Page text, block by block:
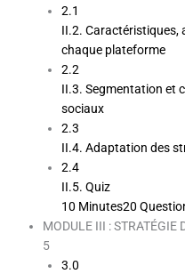
2.1
II.2. Caractéristiques,
chaque plateforme
2.2
II.3. Segmentation et
sociaux
2.3
II.4. Adaptation des
2.4
II.5. Quiz
10 Minutes20
MODULE III : STRATÉGIE
5
3.0